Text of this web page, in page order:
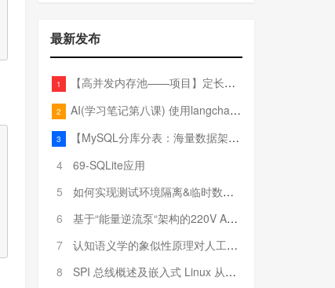
最新发布
1 【高并发内存池——项目】定长内存池——开胃小菜
2 AI(学习笔记第八课) 使用langchain的embedding models
3
【MySQL分库分表：海量数据架构的终极解决方案】
4
69-SQLite应用
5
如何实现测试环境隔离&临时数据库（pytest+SQLite）
6
基于“能量逆流泵“架构的220V AC至20V DC 300W高效电源设计
7
认知语义学的象似性原理对人工智能自然语言处理深层语义分析的影响与启示
8
SPI 总线概述及嵌入式 Linux 从属 SPI 设备驱动程序开发（第二部分，实践）